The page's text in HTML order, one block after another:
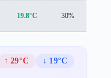
19.8°C 30%
↑ 29°C
↓ 19°C